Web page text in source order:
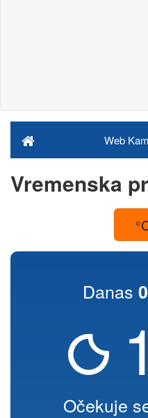
Web
Vremenska
Danas
Očekuje